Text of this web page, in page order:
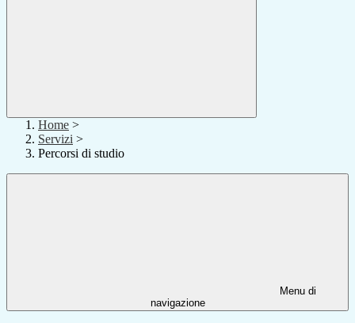
Home >
Servizi >
Percorsi di studio
Menu di
navigazione